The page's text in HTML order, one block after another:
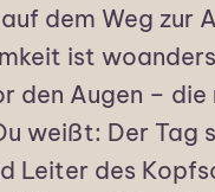
dem Weg zur
ist
den Augen –
weißt: Der Tag
Leiter des